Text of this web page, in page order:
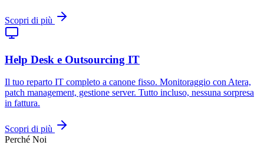
Scopri di più
Help Desk e Outsourcing IT
Il tuo reparto IT completo a canone fisso. Monitoraggio con Atera,
patch management, gestione server. Tutto incluso, nessuna sorpresa
in fattura.
Scopri di più
Perché Noi